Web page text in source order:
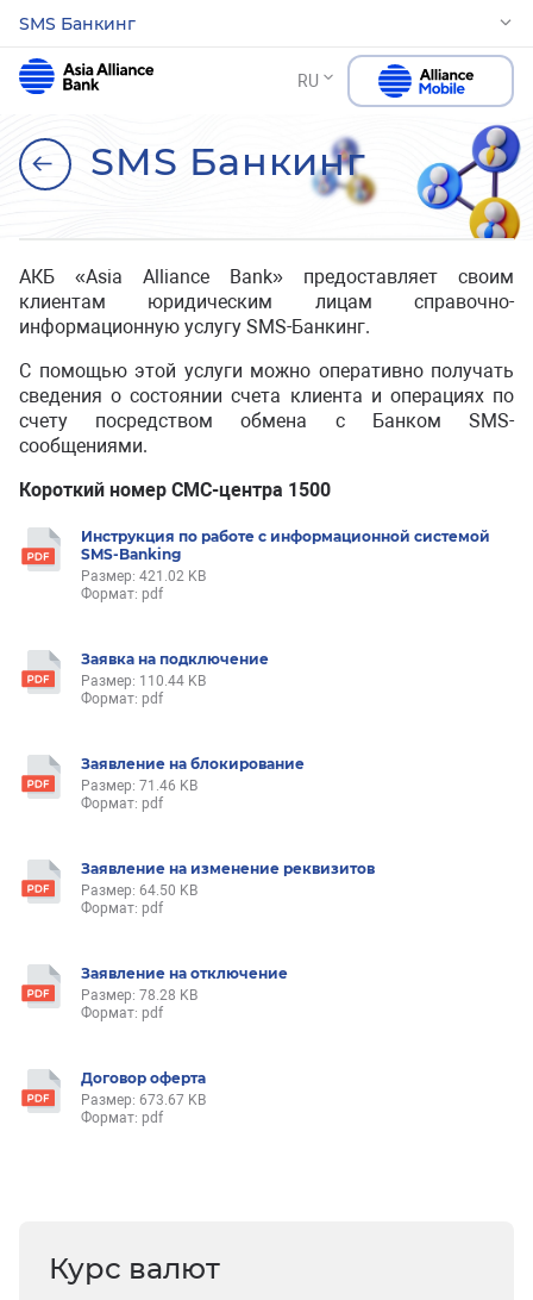
SMS Банкинг
RU
SMS Банкинг
АКБ «Asia Alliance Bank» предоставляет своим
клиентам юридическим лицам справочно-
информационную услугу SMS-Банкинг.
С помощью этой услуги можно оперативно получать
сведения о состоянии счета клиента и операциях по
счету посредством обмена с Банком SMS-
сообщениями.
Короткий номер СМС-центра 1500
Инструкция по работе с информационной системой
SMS-Banking
Размер: 421.02 KB
Формат: pdf
Заявка на подключение
Размер: 110.44 KB
Формат: pdf
Заявление на блокирование
Размер: 71.46 KB
Формат: pdf
Заявление на изменение реквизитов
Размер: 64.50 KB
Формат: pdf
Заявление на отключение
Размер: 78.28 KB
Формат: pdf
Договор оферта
Размер: 673.67 KB
Формат: pdf
Курс валют